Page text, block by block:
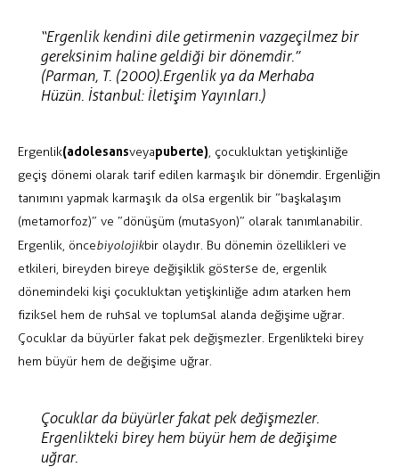
“Ergenlik kendini dile getirmenin vazgeçilmez bir
gereksinim haline geldiği bir dönemdir.”
(Parman, T. (2000). Ergenlik ya da Merhaba
Hüzün. İstanbul: İletişim Yayınları.)
Ergenlik(adolesansveyapuberte), çocukluktan yetişkinliğe
geçiş dönemi olarak tarif edilen karmaşık bir dönemdir. Ergenliğin
tanımını yapmak karmaşık da olsa ergenlik bir ”başkalaşım
(metamorfoz)” ve ”dönüşüm (mutasyon)” olarak tanımlanabilir.
Ergenlik, öncebiyolojikbir olaydır. Bu dönemin özellikleri ve
etkileri, bireyden bireye değişiklik gösterse de, ergenlik
dönemindeki kişi çocukluktan yetişkinliğe adım atarken hem
fiziksel hem de ruhsal ve toplumsal alanda değişime uğrar.
Çocuklar da büyürler fakat pek değişmezler. Ergenlikteki birey
hem büyür hem de değişime uğrar.
Çocuklar da büyürler fakat pek değişmezler.
Ergenlikteki birey hem büyür hem de değişime
uğrar.